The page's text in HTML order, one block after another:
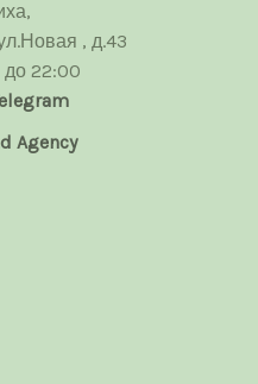
, д.43
22:00
Agency